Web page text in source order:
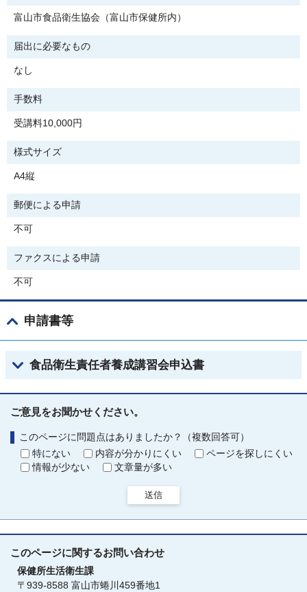
富山市食品衛生協会（富山市保健所内）
届出に必要なもの
なし
手数料
受講料10,000円
様式サイズ
A4縦
郵便による申請
不可
ファクスによる申請
不可
申請書等
食品衛生責任者養成講習会申込書
ご意見をお聞かせください。
このページに問題点はありましたか？（複数回答可）
特にない
内容が分かりにくい
ページを探しにくい
情報が少ない
文章量が多い
送信
このページに関するお問い合わせ
保健所生活衛生課
〒939-8588 富山市蜷川459番地1